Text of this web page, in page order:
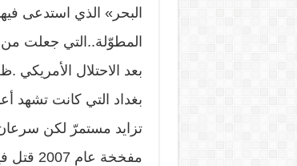
البحر» الذي استدعى
المطوّلة..التي جعلت من
بعد الاحتلال
بغداد التي كانت تشهد
تزايد مستمرّ لكن